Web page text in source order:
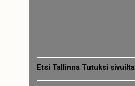
Etsi Tallinna Tutuksi sivuilta